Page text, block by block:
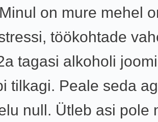
on mure mehel
töökohtade
tagasi alkoholi
tilkagi. Peale seda
null. Ütleb asi pole